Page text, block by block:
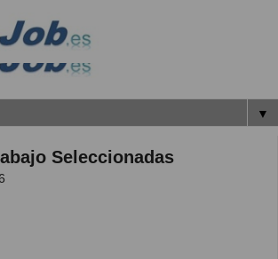
▼
Seleccionadas